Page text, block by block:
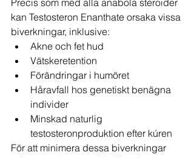
Precis som med alla anabola steroider
kan Testosteron Enanthate orsaka vissa
biverkningar, inklusive:
Akne och fet hud
Vätskeretention
Förändringar i humöret
Håravfall hos genetiskt benägna
individer
Minskad naturlig
testosteronproduktion efter kúren
För att minimera dessa biverkningar